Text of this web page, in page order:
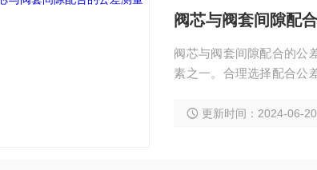
阀芯与阀套间隙配
阀芯与阀套间隙配合的公
素之一。合理选择配合公
更新时间：2024-06-20